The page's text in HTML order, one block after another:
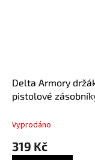
Delta Armory
pistolové
Vyprodáno
319 Kč